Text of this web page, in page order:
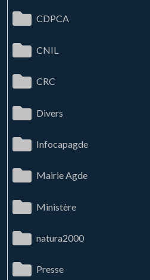
CDPCA
CNIL
CRC
Divers
Infocapagde
Mairie Agde
Ministère
natura2000
Presse